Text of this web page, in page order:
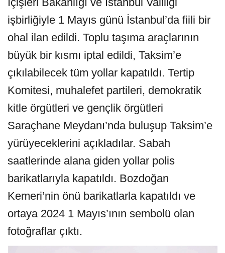
işbirliğiyle 1 Mayıs günü İstanbul’da fiili bir
ohal ilan edildi. Toplu taşıma araçlarının
büyük bir kısmı iptal edildi, Taksim’e
çıkılabilecek tüm yollar kapatıldı. Tertip
Komitesi, muhalefet partileri, demokratik
kitle örgütleri ve gençlik örgütleri
Saraçhane Meydanı’nda buluşup Taksim’e
yürüyeceklerini açıkladılar. Sabah
saatlerinde alana giden yollar polis
barikatlarıyla kapatıldı. Bozdoğan
Kemeri’nin önü barikatlarla kapatıldı ve
ortaya 2024 1 Mayıs’ının sembolü olan
fotoğraflar çıktı.